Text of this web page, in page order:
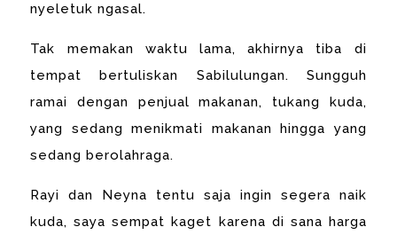
nyeletuk ngasal.
Tak memakan waktu lama, akhirnya tiba di
tempat bertuliskan Sabilulungan. Sungguh
ramai dengan penjual makanan, tukang kuda,
yang sedang menikmati makanan hingga yang
sedang berolahraga.
Rayi dan Neyna tentu saja ingin segera naik
kuda, saya sempat kaget karena di sana harga